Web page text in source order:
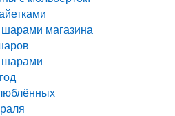
магазина